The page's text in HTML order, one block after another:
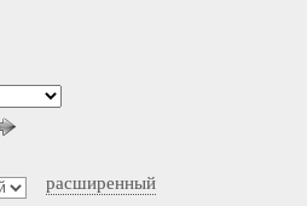
расширенный